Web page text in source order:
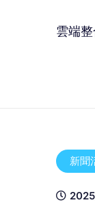
雲端
新聞